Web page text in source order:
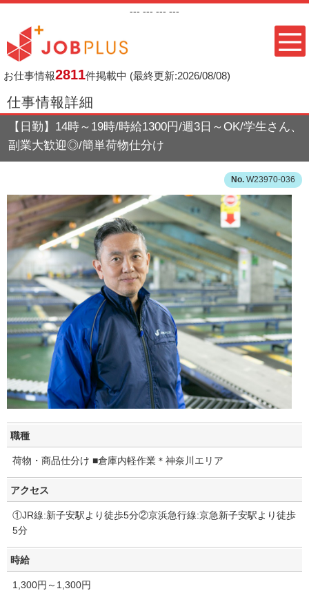
--- --- --- ---
お仕事情報2811件掲載中 (最終更新:2026/08/08)
仕事情報詳細
【日勤】14時～19時/時給1300円/週3日～OK/学生さん、
副業大歓迎◎/簡単荷物仕分け
W23970-036
職種
荷物・商品仕分け ■倉庫内軽作業＊神奈川エリア
アクセス
①JR線:新子安駅より徒歩5分②京浜急行線:京急新子安駅より徒歩
5分
時給
1,300円～1,300円